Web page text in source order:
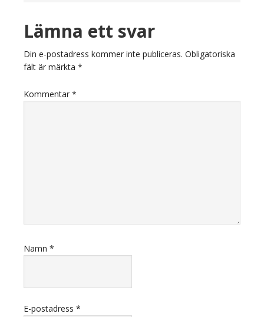
Läsarkommentarer
Lämna ett svar
Din e-postadress kommer inte publiceras. Obligatoriska
fält är märkta *
Kommentar *
Namn *
E-postadress *